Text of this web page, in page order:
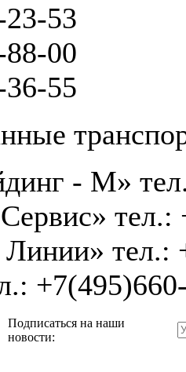
53
00
55
- М»
тел.:
Подписаться на наши
новости: